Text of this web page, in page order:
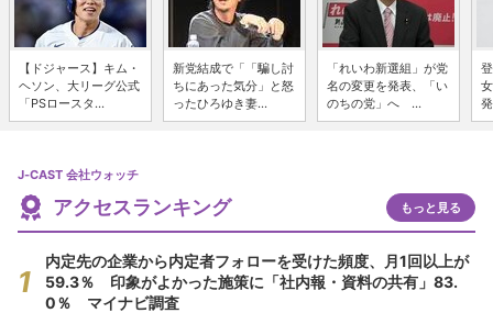
【ドジャース】キム・
ヘソン、大リーグ公式
「PSロースタ...
新党結成で「「騙し討
ちにあった気分」と怒
ったひろゆき妻...
「れいわ新選組」が党
名の変更を発表、「い
のちの党」へ ...
J-CAST 会社ウォッチ
アクセスランキング もっと見る
内定先の企業から内定者フォローを受けた頻度、月1回以上が
59.3％ 印象がよかった施策に「社内報・資料の共有」83.
0％ マイナビ調査